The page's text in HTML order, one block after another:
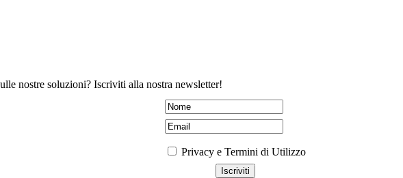
nostre soluzioni? Iscriviti alla nostra newsletter!
Privacy e Termini di Utilizzo